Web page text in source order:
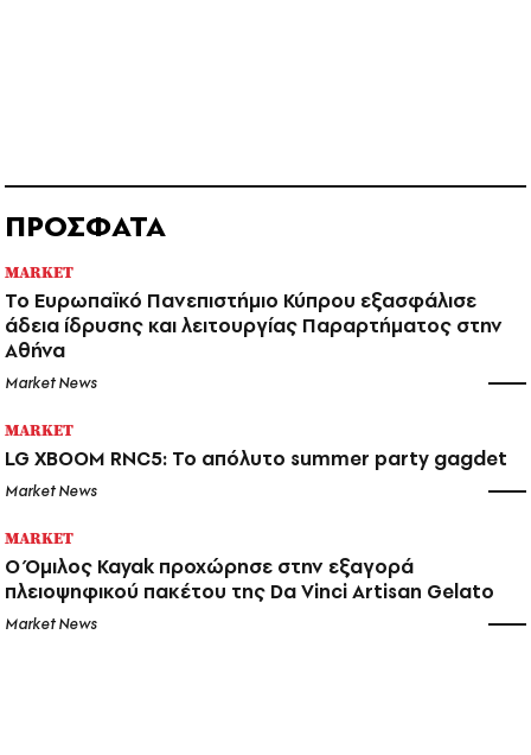
ΠΡΟΣΦΑΤΑ
MARKET
Το Ευρωπαϊκό Πανεπιστήμιο Κύπρου εξασφάλισε
άδεια ίδρυσης και λειτουργίας Παραρτήματος στην
Αθήνα
Market News
MARKET
LG XBOOM RNC5: Το απόλυτο summer party gagdet
Market News
MARKET
Ο Όμιλος Kayak προχώρησε στην εξαγορά
πλειοψηφικού πακέτου της Da Vinci Artisan Gelato
Market News